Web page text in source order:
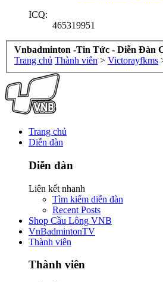
ICQ:
465319951
Vnbadminton -Tin Tức - Diễn Đàn
Trang chủ Thành viên > Victorayfkms
Trang chủ
Diễn đàn
Diễn đàn
Liên kết nhanh
Tìm kiếm diễn đàn
Recent Posts
Shop Cầu Lông VNB
VnBadmintonTV
Thành viên
Thành viên